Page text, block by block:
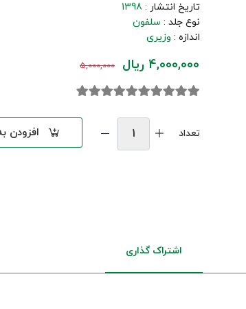
تاریخ انتشار : 1398
نوع جلد : سلفون
اندازه : وزیری
4,000,000 ریال 5,000,000
تعداد افزودن
اشتراک گذاری